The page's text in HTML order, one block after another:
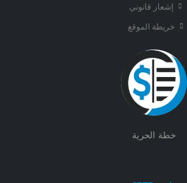
إشعار قانوني
خريطة الموقع
خطة الحرية